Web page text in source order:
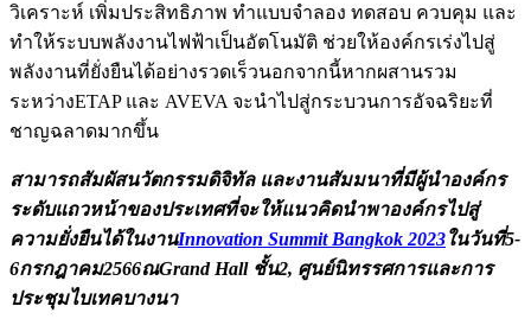
วิเคราะห์ เพิ่มประสิทธิภาพ ทำแบบจำลอง ทดสอบ ควบคุม และ
ทำให้ระบบพลังงานไฟฟ้าเป็นอัตโนมัติ ช่วยให้องค์กรเร่งไปสู่
พลังงานที่ยั่งยืนได้อย่างรวดเร็วนอกจากนี้หากผสานรวม
ระหว่างETAP และ AVEVA จะนำไปสู่กระบวนการอัจฉริยะที่
ชาญฉลาดมากขึ้น
สามารถสัมผัสนวัตกรรมดิจิทัล และงานสัมมนาที่มีผู้นำองค์กร
ระดับแถวหน้าของประเทศที่จะให้แนวคิดนำพาองค์กรไปสู่
ความยั่งยืนได้ในงานInnovation Summit Bangkok 2023ในวันที่5-
6กรกฎาคม2566ณGrand Hall ชั้น2, ศูนย์นิทรรศการและการ
ประชุมไบเทคบางนา